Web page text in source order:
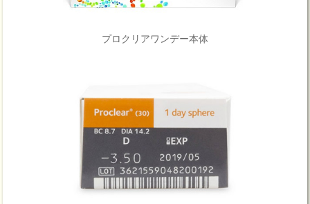
プロクリアワンデー本体